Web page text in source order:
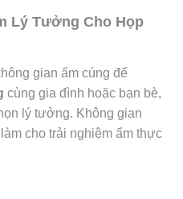
Lý Tưởng Cho Họp
gian ấm cúng để
cùng gia đình hoặc bạn bè,
lý tưởng. Không gian
cho trải nghiệm ẩm thực